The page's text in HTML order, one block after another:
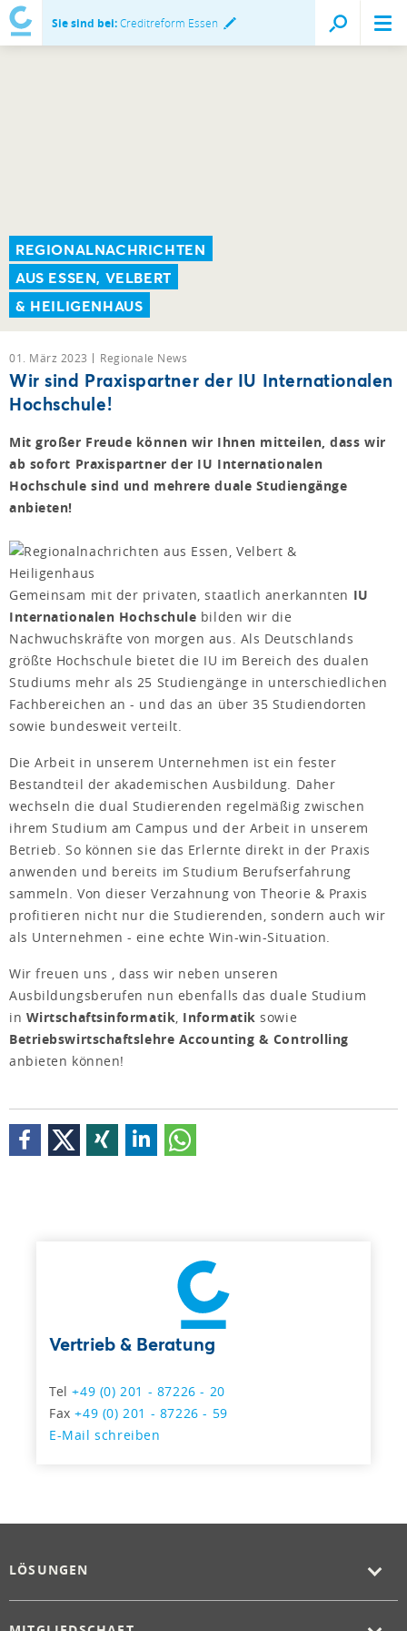
Sie sind bei:Creditreform Essen
REGIONALNACHRICHTEN
AUS ESSEN, VELBERT
& HEILIGENHAUS
01. März 2023 Regionale News
Wir sind Praxispartner der IU Internationalen
Hochschule!
Mit großer Freude können wir Ihnen mitteilen, dass wir
ab sofort Praxispartner der IU Internationalen
Hochschule sind und mehrere duale Studiengänge
anbieten!
Gemeinsam mit der privaten, staatlich anerkannten IU
Internationalen Hochschule bilden wir die
Nachwuchskräfte von morgen aus. Als Deutschlands
größte Hochschule bietet die IU im Bereich des dualen
Studiums mehr als 25 Studiengänge in unterschiedlichen
Fachbereichen an - und das an über 35 Studiendorten
sowie bundesweit verteilt.
Die Arbeit in unserem Unternehmen ist ein fester
Bestandteil der akademischen Ausbildung. Daher
wechseln die dual Studierenden regelmäßig zwischen
ihrem Studium am Campus und der Arbeit in unserem
Betrieb. So können sie das Erlernte direkt in der Praxis
anwenden und bereits im Studium Berufserfahrung
sammeln. Von dieser Verzahnung von Theorie & Praxis
profitieren nicht nur die Studierenden, sondern auch wir
als Unternehmen - eine echte Win-win-Situation.
Wir freuen uns , dass wir neben unseren
Ausbildungsberufen nun ebenfalls das duale Studium
in Wirtschaftsinformatik, Informatiksowie
Betriebswirtschaftslehre Accounting & Controlling
anbieten können!
Vertrieb & Beratung
Tel+49 (0) 201 - 87226 - 20
Fax+49 (0) 201 - 87226 - 59
E-Mail schreiben
LÖSUNGEN